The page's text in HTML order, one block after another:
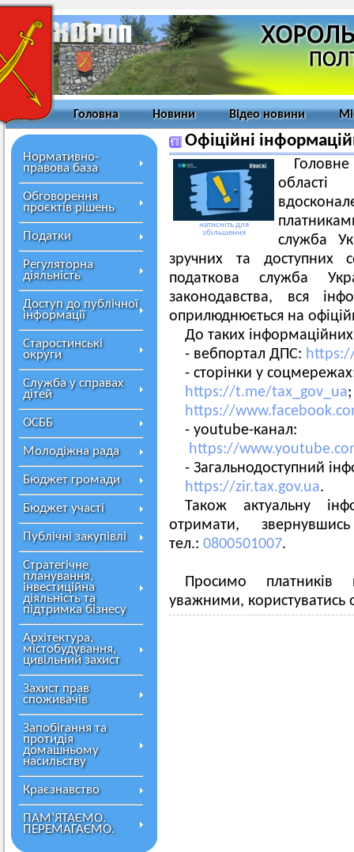
Головна Новини Відео новини
Нормативно-
правова база
Обговорення
проєктів рішень
Податки
Регуляторна
діяльність
Доступ до публічної
інформації
Старостинські
округи
Служба у справах
дітей
ОСББ
Молодіжна рада
Бюджет громади
Бюджет участі
Публічні закупівлі
Стратегічне
планування,
інвестиційна
діяльність та
підтримка бізнесу
Архітектура,
містобудування,
цивільний захист
Захист прав
споживачів
Запобігання та
протидія
домашньому
насильству
Краєзнавство
ПАМ’ЯТАЄМО.
ПЕРЕМАГАЄМО.
Офіційні
натисніть для
збільшення
служба
зручних та доступних
податкова служба
законодавства, вся
оприлюднюється на
До таких
- вебпортал ДПС:
- сторінки у
https://t.me/tax_gov_ua;
https://
- youtube-канал:
https://
- Загальнодоступний
https://zir.tax.gov.ua.
Також актуальну
отримати,
тел.: 0800501007.
Просимо
уважними, користуватись